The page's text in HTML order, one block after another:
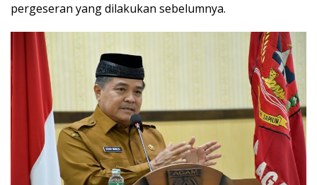
pergeseran yang dilakukan sebelumnya.